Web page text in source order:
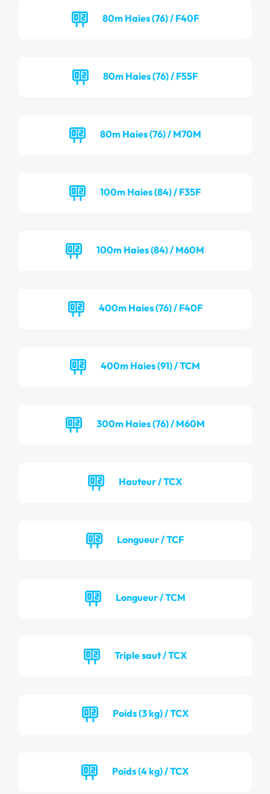
80m Haies (76) / F40F
80m Haies (76) / F55F
80m Haies (76) / M70M
100m Haies (84) / F35F
100m Haies (84) / M60M
400m Haies (76) / F40F
400m Haies (91) / TCM
300m Haies (76) / M60M
Hauteur / TCX
Longueur / TCF
Longueur / TCM
Triple saut / TCX
Poids (3 kg) / TCX
Poids (4 kg) / TCX